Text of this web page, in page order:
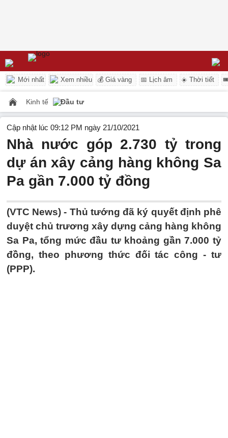
Mới nhất Xem nhiều 💰 Giá vàng 📅 Lịch âm ☀️ Thời tiết
Kinh tế Đầu tư
Cập nhật lúc 09:12 PM ngày 21/10/2021
Nhà nước góp 2.730 tỷ trong
dự án xây cảng hàng không Sa
Pa gần 7.000 tỷ đồng
(VTC News) - Thủ tướng đã ký quyết định phê
duyệt chủ trương xây dựng cảng hàng không
Sa Pa, tổng mức đầu tư khoảng gần 7.000 tỷ
đồng, theo phương thức đối tác công - tư
(PPP).